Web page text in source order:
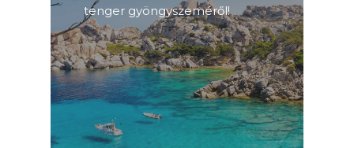
tenger gyöngyszeméről!